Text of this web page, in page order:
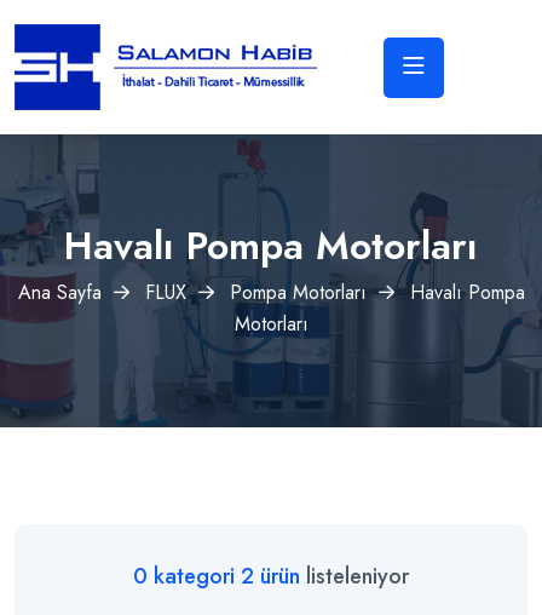
Havalı Pompa Motorları
Ana Sayfa FLUX Pompa Motorları
Havalı Pompa
Motorları
0 kategori 2 ürün listeleniyor